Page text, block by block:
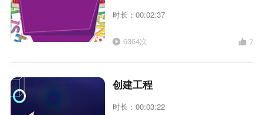
时长：00:02:37
6364次 7
创建工程
时长：00:03:22